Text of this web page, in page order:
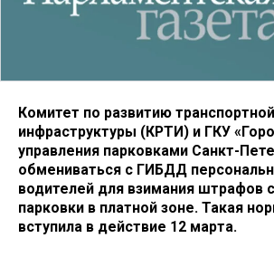
Комитет по развитию транспортной
инфраструктуры (КРТИ) и ГКУ
управления парковками Санкт-
обмениваться с ГИБДД
водителей для взимания штрафов
парковки в платной зоне. Такая
вступила в действие 12 марта.